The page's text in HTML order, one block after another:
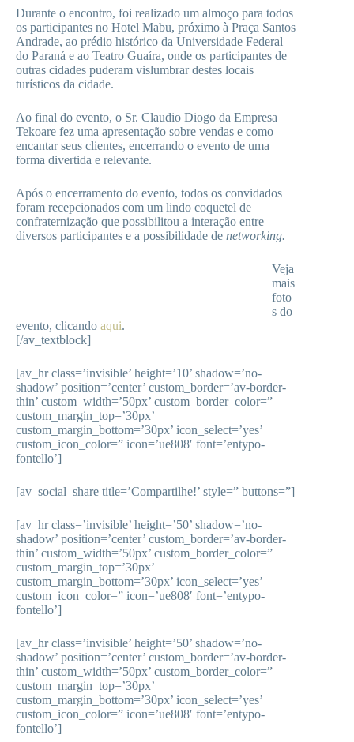
Durante o encontro, foi realizado um almoço para todos
os participantes no Hotel Mabu, próximo à Praça Santos
Andrade, ao prédio histórico da Universidade Federal
do Paraná e ao Teatro Guaíra, onde os participantes de
outras cidades puderam vislumbrar destes locais
turísticos da cidade.
Ao final do evento, o Sr. Claudio Diogo da Empresa
Tekoare fez uma apresentação sobre vendas e como
encantar seus clientes, encerrando o evento de uma
forma divertida e relevante.
Após o encerramento do evento, todos os convidados
foram recepcionados com um lindo coquetel de
confraternização que possibilitou a interação entre
diversos participantes e a possibilidade de networking.
Veja
mais
foto
s do
evento, clicando aqui.
[/av_textblock]
[av_hr class=’invisible’ height=’10’ shadow=’no-
shadow’ position=’center’ custom_border=’av-border-
thin’ custom_width=’50px’ custom_border_color=”
custom_margin_top=’30px’
custom_margin_bottom=’30px’ icon_select=’yes’
custom_icon_color=” icon=’ue808′ font=’entypo-
fontello’]
[av_social_share title=’Compartilhe!’ style=” buttons=”]
[av_hr class=’invisible’ height=’50’ shadow=’no-
shadow’ position=’center’ custom_border=’av-border-
thin’ custom_width=’50px’ custom_border_color=”
custom_margin_top=’30px’
custom_margin_bottom=’30px’ icon_select=’yes’
custom_icon_color=” icon=’ue808′ font=’entypo-
fontello’]
[av_hr class=’invisible’ height=’50’ shadow=’no-
shadow’ position=’center’ custom_border=’av-border-
thin’ custom_width=’50px’ custom_border_color=”
custom_margin_top=’30px’
custom_margin_bottom=’30px’ icon_select=’yes’
custom_icon_color=” icon=’ue808′ font=’entypo-
fontello’]